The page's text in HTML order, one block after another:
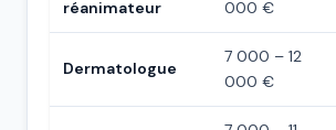
réanimateur
000 €
Dermatologue
7 000 – 12
000 €